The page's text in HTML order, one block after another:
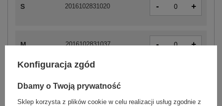
S 2016102831020 - +
M 2016102831037 - +
L 2016102831051
Konfiguracja zgód
Dbamy o Twoją prywatność
Sklep korzysta z plików cookie w celu realizacji usług zgodnie z